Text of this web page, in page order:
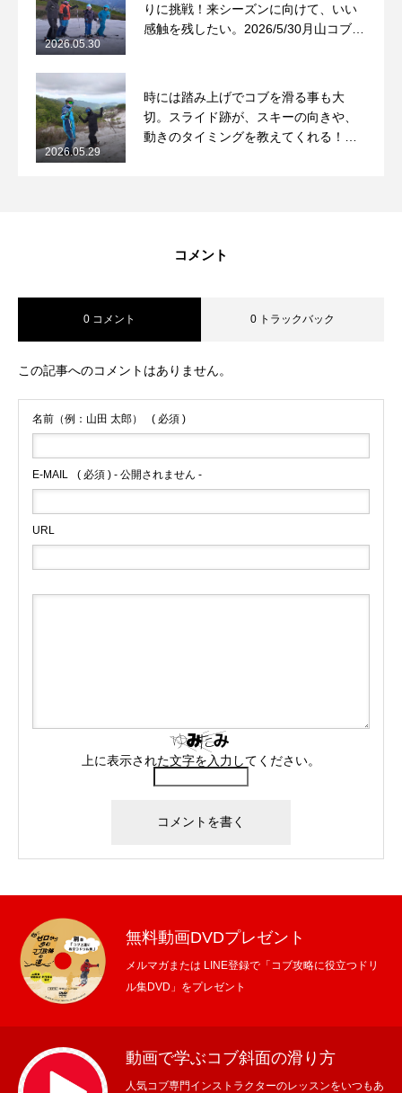
りに挑戦！来シーズンに向けて、いい
感触を残したい。2026/5/30月山コブレ
2026.05.30
時には踏み上げでコブを滑る事も大
切。スライド跡が、スキーの向きや、
動きのタイミングを教えてくれる！
2026.05.29
コメント
0 コメント 0 トラックバック
この記事へのコメントはありません。
名前（例：山田 太郎） ( 必須 )
E-MAIL ( 必須 ) - 公開されません -
URL
上に表示された文字を入力してください。
無料動画DVDプレゼント
メルマガまたは LINE登録で「コブ攻略に役立つドリ
ル集DVD」をプレゼント
動画で学ぶコブ斜面の滑り方
人気コブ専門インストラクターのレッスンをいつもあ